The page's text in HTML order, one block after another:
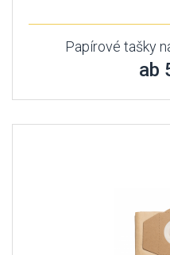
Papírové tašky
ab